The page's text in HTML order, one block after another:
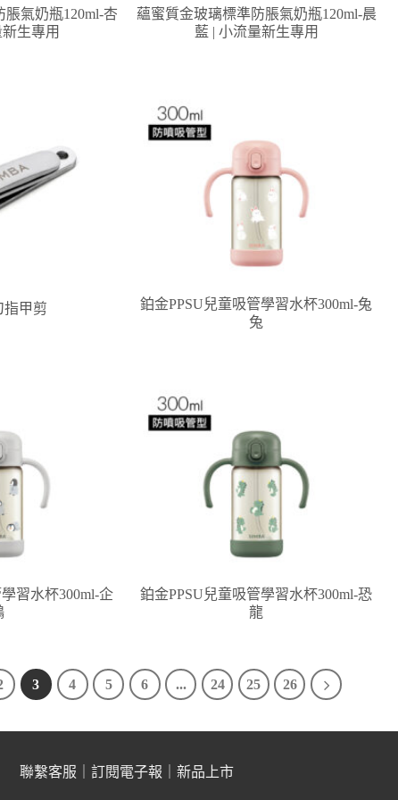
氣奶瓶120ml-杏
生專用
蘊蜜質金玻璃標準防脹氣奶瓶120ml-晨
藍 | 小流量新生專用
指甲剪
鉑金PPSU兒童吸管學習水杯300ml-兔
兔
習水杯300ml-企
鉑金PPSU兒童吸管學習水杯300ml-恐
龍
3 4 5 6 ... 24 25 26
聯繫客服 訂閱電子報 新品上市